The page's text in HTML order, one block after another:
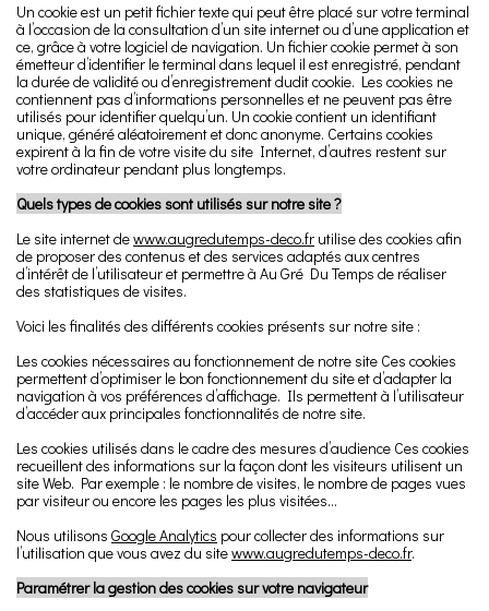
Un cookie est un petit fichier texte qui peut être placé sur votre terminal
à l’occasion de la consultation d’un site internet ou d’une application et
ce, grâce à votre logiciel de navigation. Un fichier cookie permet à son
émetteur d’identifier le terminal dans lequel il est enregistré, pendant
la durée de validité ou d’enregistrement dudit cookie. Les cookies ne
contiennent pas d’informations personnelles et ne peuvent pas être
utilisés pour identifier quelqu’un. Un cookie contient un identifiant
unique, généré aléatoirement et donc anonyme. Certains cookies
expirent à la fin de votre visite du site Internet, d’autres restent sur
votre ordinateur pendant plus longtemps.
Quels types de cookies sont utilisés sur notre site ?
Le site internet dewww.augredutemps-deco.fr utilise des cookies afin
de proposer des contenus et des services adaptés aux centres
d’intérêt de l’utilisateur et permettre à Au Gré Du Temps de réaliser
des statistiques de visites.
Voici les finalités des différents cookies présents sur notre site :
Les cookies nécessaires au fonctionnement de notre site Ces cookies
permettent d’optimiser le bon fonctionnement du site et d’adapter la
navigation à vos préférences d’affichage. Ils permettent à l’utilisateur
d’accéder aux principales fonctionnalités de notre site.
Les cookies utilisés dans le cadre des mesures d’audience Ces cookies
recueillent des informations sur la façon dont les visiteurs utilisent un
site Web. Par exemple : le nombre de visites, le nombre de pages vues
par visiteur ou encore les pages les plus visitées…
Nous utilisons Google Analytics pour collecter des informations sur
l’utilisation que vous avez du sitewww.augredutemps-deco.fr.
Paramétrer la gestion des cookies sur votre navigateur